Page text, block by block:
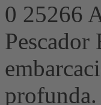
0 25266
profunda.